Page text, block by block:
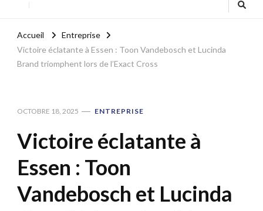
Accueil
Entreprise
Victoire éclatante à Essen : Toon Vandebosch et Lucinda
Brand triomphent lors de l’Exact Cross
OCTOBRE 18, 2025 ENTREPRISE
Victoire éclatante à
Essen : Toon
Vandebosch et Lucinda